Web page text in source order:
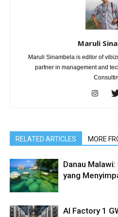
Maruli
Maruli Sinambela is editor of
partner in management and
RELATED ARTICLES MORE
Danau
yang
AI Factory 1